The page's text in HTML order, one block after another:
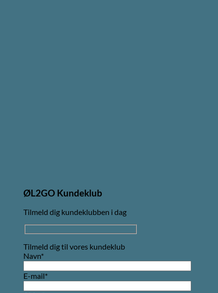
ØL2GO Kundeklub
Tilmeld dig kundeklubben i dag
Tilmeld dig til vores kundeklub
Navn*
E-mail*